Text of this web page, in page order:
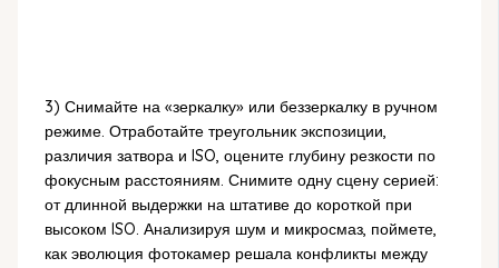
3) Снимайте на «зеркалку» или беззеркалку в ручном
режиме. Отработайте треугольник экспозиции,
различия затвора и ISO, оцените глубину резкости по
фокусным расстояниям. Снимите одну сцену серией:
от длинной выдержки на штативе до короткой при
высоком ISO. Анализируя шум и микросмаз, поймете,
как эволюция фотокамер решала конфликты между